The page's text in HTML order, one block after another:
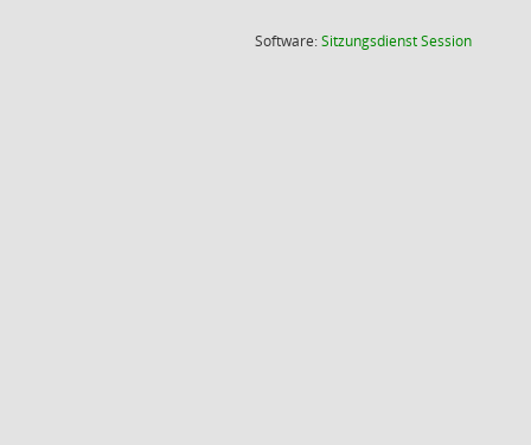
Software:SitzungsdienstSession(Wird in